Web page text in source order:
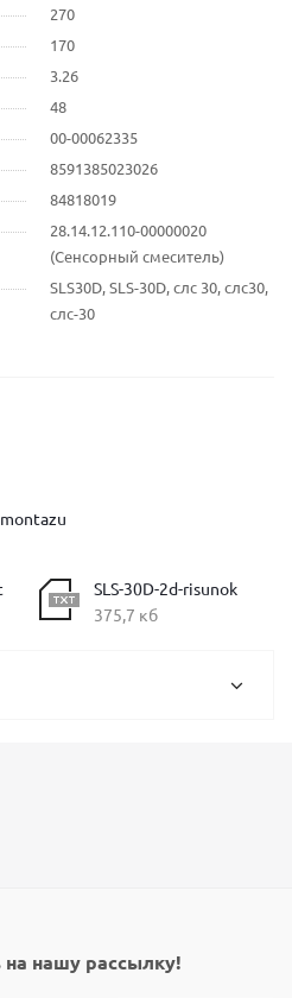
270
170
3.26
48
00-00062335
8591385023026
84818019
28.14.12.110-00000020
(Сенсорный смеситель)
SLS30D, SLS-30D, слс 30, слс30,
слс-30
SLS-30D-2d-risunok
375,7 кб
нашу рассылку!